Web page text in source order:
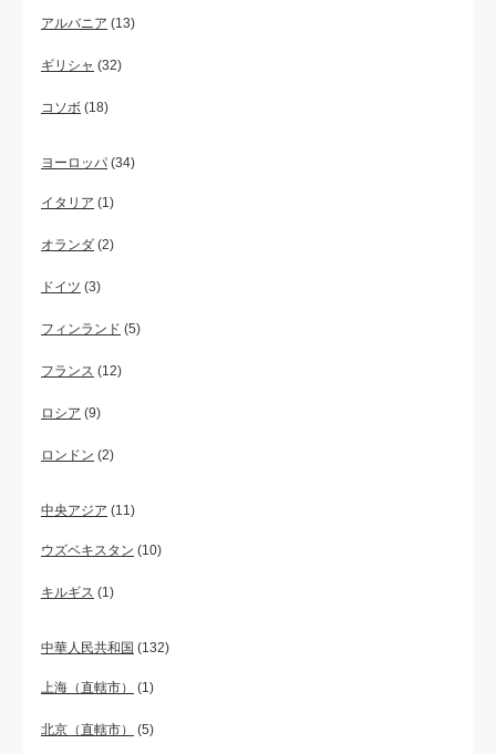
アルバニア (13)
ギリシャ (32)
コソボ (18)
ヨーロッパ (34)
イタリア (1)
オランダ (2)
ドイツ (3)
フィンランド (5)
フランス (12)
ロシア (9)
ロンドン (2)
中央アジア (11)
ウズベキスタン (10)
キルギス (1)
中華人民共和国 (132)
上海（直轄市） (1)
北京（直轄市） (5)